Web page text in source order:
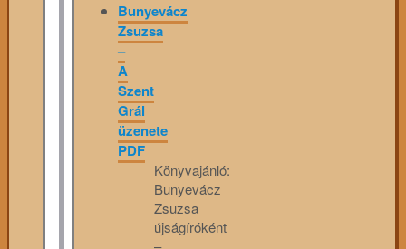
Bunyevácz
Zsuzsa
–
A
Szent
Grál
üzenete
PDF
Könyvajánló:
Bunyevácz
Zsuzsa
újságíróként